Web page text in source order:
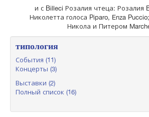
и с Billeci Розалия чтеца: Розалия
Николетта голоса Piparo, Enza
Никола и Питером
типология
События (11)
Концерты (3)
Выставки (2)
Полный список (16)